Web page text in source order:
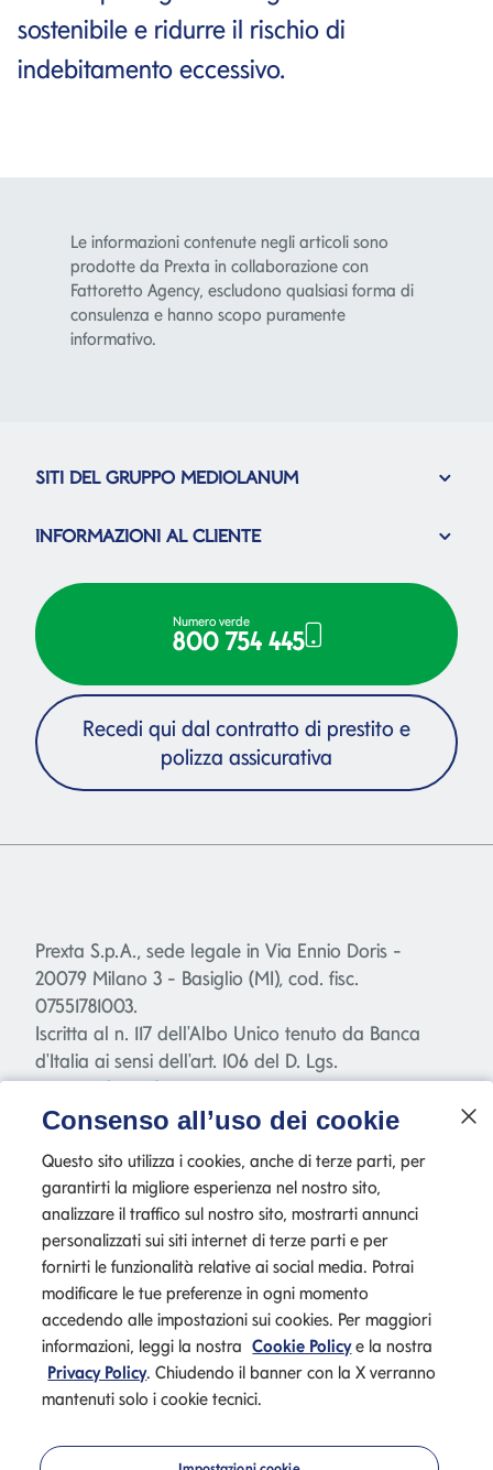
sostenibile e ridurre il rischio di
indebitamento eccessivo.
Le informazioni contenute negli articoli sono
prodotte da Prexta in collaborazione con
Fattoretto Agency, escludono qualsiasi forma di
consulenza e hanno scopo puramente
informativo.
SITI DEL GRUPPO MEDIOLANUM
INFORMAZIONI AL CLIENTE
Numero verde
800 754 445
Recedi qui dal contratto di prestito e
polizza assicurativa
Prexta S.p.A., sede legale in Via Ennio Doris -
20079 Milano 3 - Basiglio (MI), cod. fisc.
07551781003.
Iscritta al n. 117 dell'Albo Unico tenuto da Banca
d'Italia ai sensi dell'art. 106 del D. Lgs.
385/1993("TUB"), capitale sociale Euro 2.040.000,00
interamente versato.
Mediolanum - società a socio unico e soggetta a
direzione e coordinamento di Banca Mediolanum
S.p.A.
Consenso all’uso dei cookie
Questo sito utilizza i cookies, anche di terze parti, per
garantirti la migliore esperienza nel nostro sito,
analizzare il traffico sul nostro sito, mostrarti annunci
personalizzati sui siti internet di terze parti e per
fornirti le funzionalità relative ai social media. Potrai
modificare le tue preferenze in ogni momento
accedendo alle impostazioni sui cookies. Per maggiori
informazioni, leggi la nostra Cookie Policye la nostra
Privacy Policy. Chiudendo il banner con la X verranno
mantenuti solo i cookie tecnici.